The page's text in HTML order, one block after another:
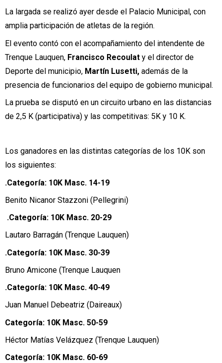
La largada se realizó ayer desde el Palacio Municipal, con
amplia participación de atletas de la región.
El evento contó con el acompañamiento del intendente de
Trenque Lauquen, Francisco Recoulat y el director de
Deporte del municipio, Martín Lusetti, además de la
presencia de funcionarios del equipo de gobierno municipal.
La prueba se disputó en un circuito urbano en las distancias
de 2,5 K (participativa) y las competitivas: 5K y 10 K.
Los ganadores en las distintas categorías de los 10K son
los siguientes:
.Categoría: 10K Masc. 14-19
Benito Nicanor Stazzoni (Pellegrini)
.Categoría: 10K Masc. 20-29
Lautaro Barragán (Trenque Lauquen)
.Categoría: 10K Masc. 30-39
Bruno Amicone (Trenque Lauquen
.Categoría: 10K Masc. 40-49
Juan Manuel Debeatriz (Daireaux)
Categoría: 10K Masc. 50-59
Héctor Matías Velázquez (Trenque Lauquen)
Categoría: 10K Masc. 60-69